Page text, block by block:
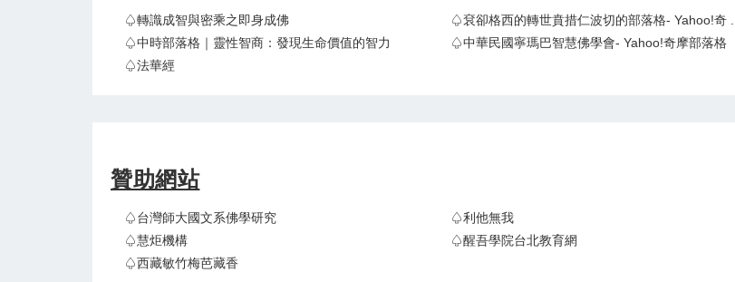
♤轉識成智與密乘之即身成佛
♤袞卻格西的轉世賁措仁波切的部落格- Yahoo!奇 ...
♤中時部落格｜靈性智商：發現生命價值的智力
♤中華民國寧瑪巴智慧佛學會- Yahoo!奇摩部落格
♤法華經
贊助網站
♤台灣師大國文系佛學研究
♤利他無我
♤慧炬機構
♤醒吾學院台北教育網
♤西藏敏竹梅芭藏香